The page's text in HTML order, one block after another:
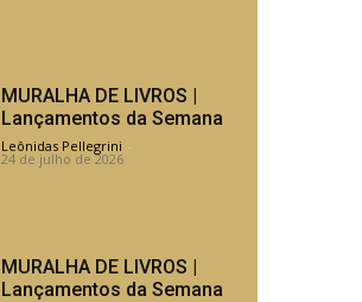
MURALHA DE LIVROS |
Lançamentos da Semana
Leônidas Pellegrini -
24 de julho de 2026
MURALHA DE LIVROS |
Lançamentos da Semana